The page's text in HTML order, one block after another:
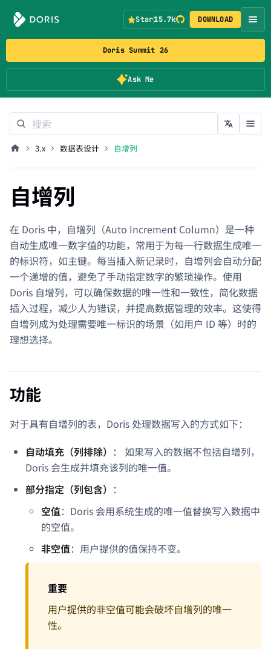
Doris Summit 26
Ask Me
Star15.7k DOWNLOAD
3.x 数据表设计 自增列
自增列
在 Doris 中，自增列（Auto Increment Column）是一种
自动生成唯一数字值的功能，常用于为每一行数据生成唯一
的标识符，如主键。每当插入新记录时，自增列会自动分配
一个递增的值，避免了手动指定数字的繁琐操作。使用
Doris 自增列，可以确保数据的唯一性和一致性，简化数据
插入过程，减少人为错误，并提高数据管理的效率。这使得
自增列成为处理需要唯一标识的场景（如用户 ID 等）时的
理想选择。
功能
对于具有自增列的表，Doris 处理数据写入的方式如下：
自动填充（列排除） ： 如果写入的数据不包括自增列，
Doris 会生成并填充该列的唯一值。
部分指定（列包含） ：
空值：Doris 会用系统生成的唯一值替换写入数据中
的空值。
非空值：用户提供的值保持不变。
重要
用户提供的非空值可能会破坏自增列的唯一
性。